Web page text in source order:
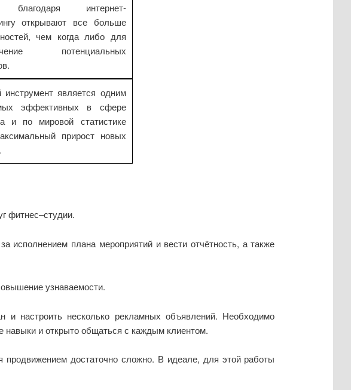
благодаря интернет-
открывают все больше
чем когда либо для
потенциальных
инструмент является одним
эффективных в сфере
и по мировой статистике
прирост новых
фитнес–студии.
исполнением плана мероприятий и вести отчётность, а также
узнаваемости.
и настроить несколько рекламных объявлений. Необходимо
навыки и открыто общаться с каждым клиентом.
продвижением достаточно сложно. В идеале, для этой работы